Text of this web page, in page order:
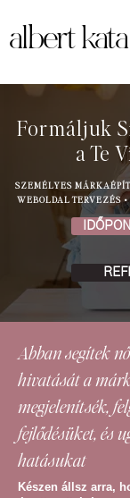
albert kata
Formáljuk
a Te
SZEMÉLYES
WEBOLDAL TERVEZÉS
Abban segítek
hivatását a
megjelenítsék,
fejlődésüket, és
hatásukat
Készen állsz arra,